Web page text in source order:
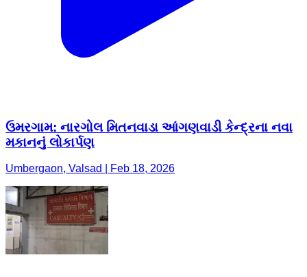
ઉમરગામ: નારગોલ મિતનવાડા આંગણવાડી કેન્દ્રના નવા
મકાનનું લોકાર્પણ
Umbergaon, Valsad | Feb 18, 2026